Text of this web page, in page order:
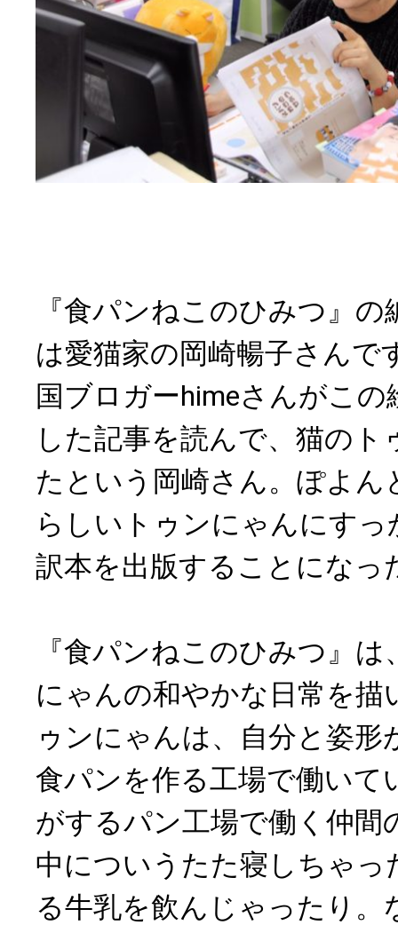
『食パンねこのひみつ』
は愛猫家の岡崎暢子さんで
国ブロガーhimeさんがこ
した記事を読んで、猫の
たという岡崎さん。ぽよん
らしいトゥンにゃんにす
訳本を出版することになっ
『食パンねこのひみつ』
にゃんの和やかな日常を描
ゥンにゃんは、自分と姿形
食パンを作る工場で働いて
がするパン工場で働く仲間
中についうたた寝しちゃっ
る牛乳を飲んじゃったり。